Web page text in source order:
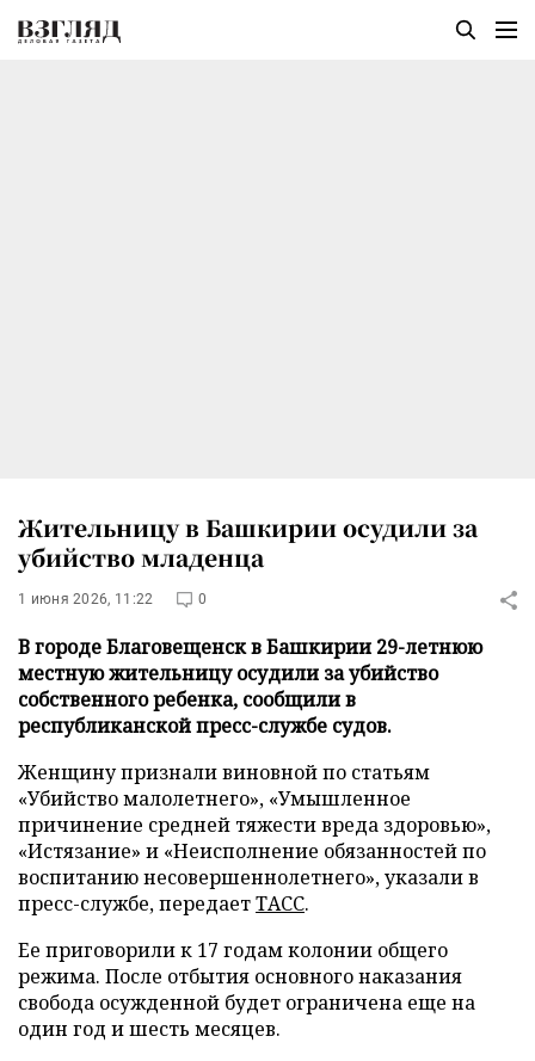
Жительницу в Башкирии осудили за
убийство младенца
1 июня 2026, 11:22 0
В городе Благовещенск в Башкирии 29-летнюю
местную жительницу осудили за убийство
собственного ребенка, сообщили в
республиканской пресс-службе судов.
Женщину признали виновной по статьям
«Убийство малолетнего», «Умышленное
причинение средней тяжести вреда здоровью»,
«Истязание» и «Неисполнение обязанностей по
воспитанию несовершеннолетнего», указали в
пресс-службе, передаетТАСС.
Ее приговорили к 17 годам колонии общего
режима. После отбытия основного наказания
свобода осужденной будет ограничена еще на
один год и шесть месяцев.